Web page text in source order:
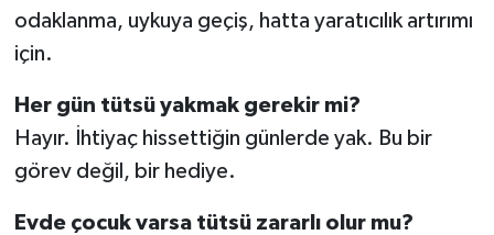
odaklanma, uykuya geçiş, hatta yaratıcılık artırımı
için.
Her gün tütsü yakmak gerekir mi?
Hayır. İhtiyaç hissettiğin günlerde yak. Bu bir
görev değil, bir hediye.
Evde çocuk varsa tütsü zararlı olur mu?